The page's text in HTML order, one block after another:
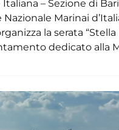
Italiana – Sezione di
Nazionale Marinai
la serata “Stella
dedicato alla